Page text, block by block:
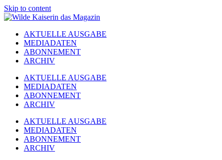
Skip to content
AKTUELLE AUSGABE
MEDIADATEN
ABONNEMENT
ARCHIV
AKTUELLE AUSGABE
MEDIADATEN
ABONNEMENT
ARCHIV
AKTUELLE AUSGABE
MEDIADATEN
ABONNEMENT
ARCHIV